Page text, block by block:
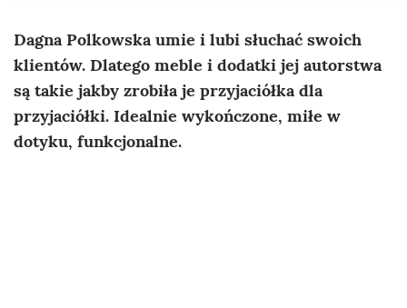
Dagna Polkowska umie i lubi słuchać swoich
klientów. Dlatego meble i dodatki jej autorstwa
są takie jakby zrobiła je przyjaciółka dla
przyjaciółki. Idealnie wykończone, miłe w
dotyku, funkcjonalne.